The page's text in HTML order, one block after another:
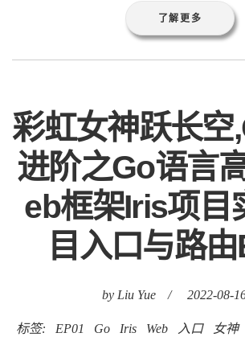
了解更多
彩虹女神跃长空
进阶之Go语言
eb框架Iris项目
目入口与路
by Liu Yue / 2022-08-
标签: EP01 Go Iris Web 入口 女神